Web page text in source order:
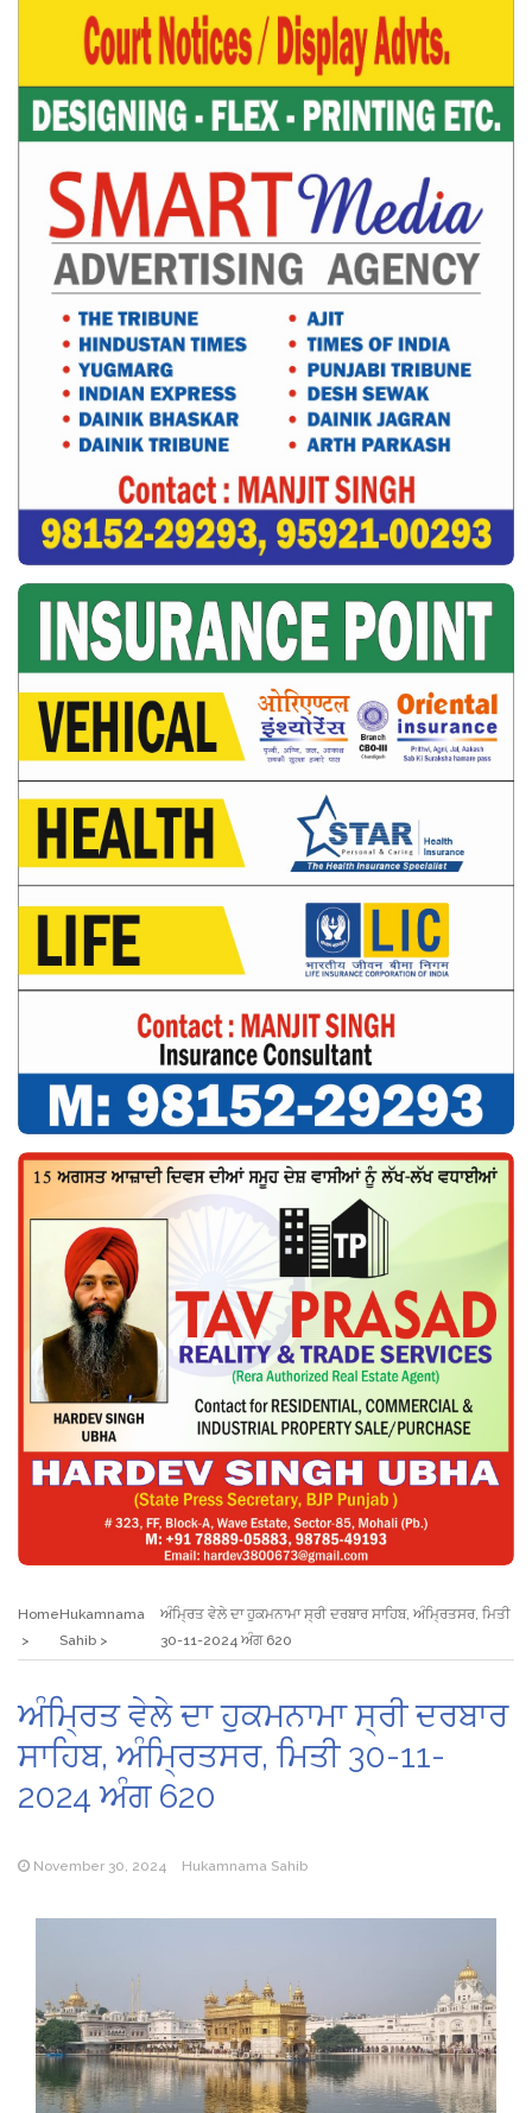
HomeHukamnama
Sahib
ਅੰਮ੍ਰਿਤ ਵੇਲੇ ਦਾ ਹੁਕਮਨਾਮਾ ਸ੍ਰੀ ਦਰਬਾਰ ਸਾਹਿਬ, ਅੰਮ੍ਰਿਤਸਰ, ਮਿਤੀ
30-11-2024 ਅੰਗ 620
ਅੰਮ੍ਰਿਤ ਵੇਲੇ ਦਾ ਹੁਕਮਨਾਮਾ ਸ੍ਰੀ ਦਰਬਾਰ
ਸਾਹਿਬ, ਅੰਮ੍ਰਿਤਸਰ, ਮਿਤੀ 30-11-
2024 ਅੰਗ 620
November 30, 2024 Hukamnama Sahib